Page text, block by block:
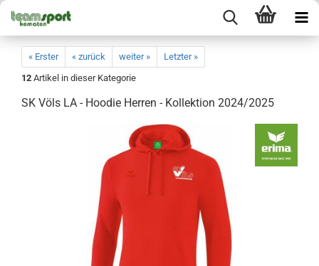
« Erster « zurück weiter »
Letzter »
12 Artikel in dieser Kategorie
SK Völs LA - Hoodie Herren - Kollektion 2024/2025